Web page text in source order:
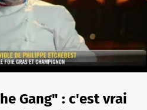
Gang" : c'est vrai